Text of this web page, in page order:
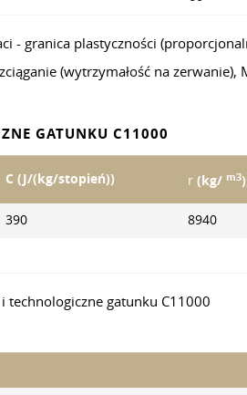
- granica plastyczności
(wytrzymałość na zerwanie),
GATUNKU C11000
C (J/(kg/stopień)) r (kg/ m3)
390 8940
technologiczne gatunku C11000